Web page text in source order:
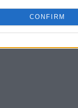
CONFIRM